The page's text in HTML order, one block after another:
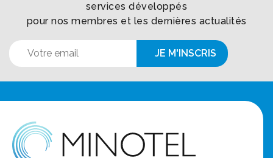
services développés
pour nos membres et les dernières actualités